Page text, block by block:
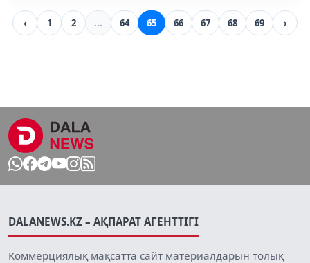
‹ 1 2 ... 64 65 66 67 68 69 ›
DALANEWS.KZ – АҚПАРАТ АГЕНТТІГІ
Коммерциялық мақсатта сайт материалдарын толық